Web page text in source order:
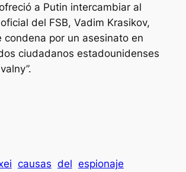
a Putin intercambiar al
del FSB, Vadim Krasikov,
condena por un asesinato en
ciudadanos estadounidenses
causas del espionaje